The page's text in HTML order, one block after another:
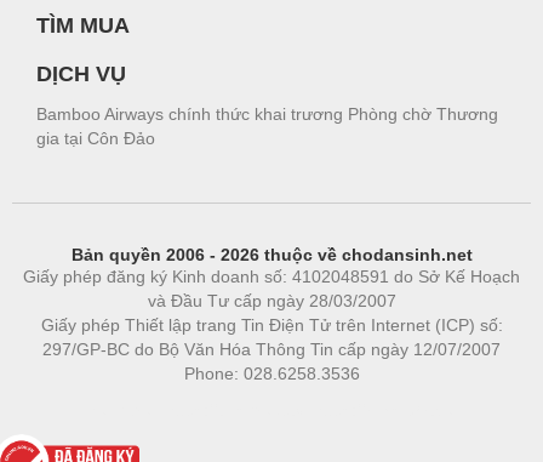
TÌM MUA
DỊCH VỤ
Bamboo Airways chính thức khai trương Phòng chờ Thương
gia tại Côn Đảo
Bản quyền 2006 - 2026 thuộc về chodansinh.net
Giấy phép đăng ký Kinh doanh số: 4102048591 do Sở Kế Hoạch
và Đầu Tư cấp ngày 28/03/2007
Giấy phép Thiết lập trang Tin Điện Tử trên Internet (ICP) số:
297/GP-BC do Bộ Văn Hóa Thông Tin cấp ngày 12/07/2007
Phone: 028.6258.3536